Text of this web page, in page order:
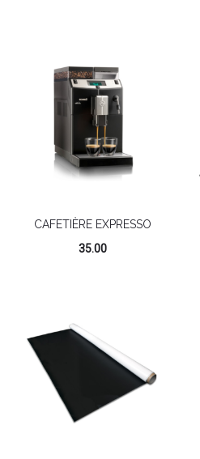
CAFETIÈRE EXPRESSO
35.00